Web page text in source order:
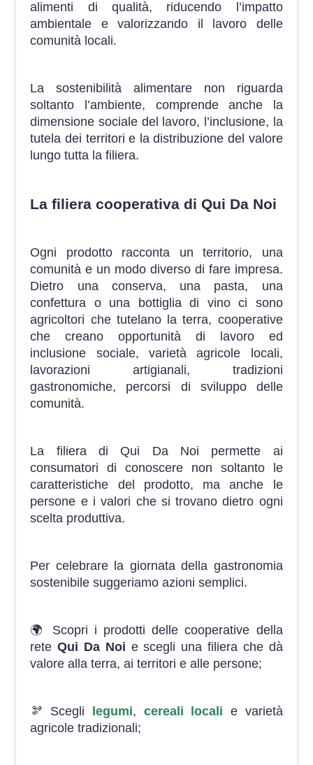
alimenti di qualità, riducendo l’impatto
ambientale e valorizzando il lavoro delle
comunità locali.
La sostenibilità alimentare non riguarda
soltanto l’ambiente, comprende anche la
dimensione sociale del lavoro, l’inclusione, la
tutela dei territori e la distribuzione del valore
lungo tutta la filiera.
La filiera cooperativa di Qui Da Noi
Ogni prodotto racconta un territorio, una
comunità e un modo diverso di fare impresa.
Dietro una conserva, una pasta, una
confettura o una bottiglia di vino ci sono
agricoltori che tutelano la terra, cooperative
che creano opportunità di lavoro ed
inclusione sociale, varietà agricole locali,
lavorazioni artigianali, tradizioni
gastronomiche, percorsi di sviluppo delle
comunità.
La filiera di Qui Da Noi permette ai
consumatori di conoscere non soltanto le
caratteristiche del prodotto, ma anche le
persone e i valori che si trovano dietro ogni
scelta produttiva.
Per celebrare la giornata della gastronomia
sostenibile suggeriamo azioni semplici.
🌍 Scopri i prodotti delle cooperative della
reteQui Da Noi e scegli una filiera che dà
valore alla terra, ai territori e alle persone;
🫘 Scegli legumi, cereali locali e varietà
agricole tradizionali;